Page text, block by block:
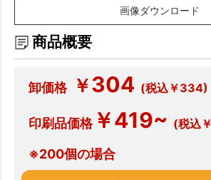
画像ダウンロード
商品概要
卸価格 ￥304 (税込￥334)
印刷品価格￥419~ (税込
※200個の場合